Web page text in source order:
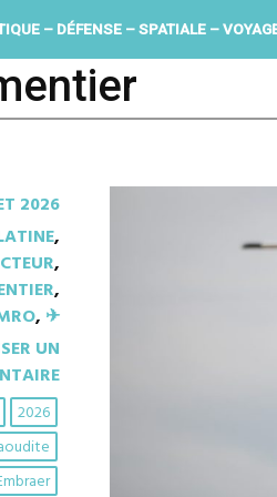
– DÉFENSE – SPATIALE –
2026
,
,
,
, ✈︎
UN
2026